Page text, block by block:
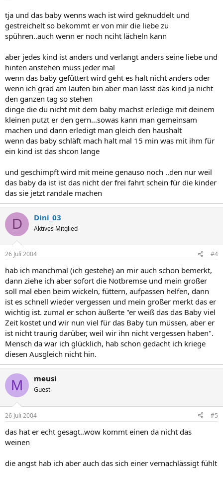
tja und das baby wenns wach ist wird geknuddelt und
gestreichelt so bekommt er von mir die liebe zu
spühren..auch wenn er noch nciht lächeln kann
aber jedes kind ist anders und verlangt anders seine liebe und
hinten anstehen muss jeder mal
wenn das baby gefüttert wird geht es halt nicht anders oder
wenn ich grad am laufen bin aber man lässt das kind ja nicht
den ganzen tag so stehen
dinge die du nicht mit dem baby machst erledige mit deinem
kleinen putzt er den gern...sowas kann man gemeinsam
machen und dann erledigt man gleich den haushalt
wenn das baby schläft mach halt mal 15 min was mit ihm für
ein kind ist das shcon lange
und geschimpft wird mit meine genauso noch ..den nur weil
das baby da ist ist das nicht der frei fahrt schein für die kinder
das sie jetzt randale machen
D Dini_03
Aktives Mitglied
26 Juli 2004 #4
hab ich manchmal (ich gestehe) an mir auch schon bemerkt,
dann ziehe ich aber sofort die Notbremse und mein großer
soll mal eben beim wickeln, füttern, aufpassen helfen, dann
ist es schnell wieder vergessen und mein großer merkt das er
wichtig ist. zumal er schon äußerte "er weiß das das Baby viel
Zeit kostet und wir nun viel für das Baby tun müssen, aber er
ist nicht traurig darüber, weil wir ihn nicht vergessen haben".
Mensch da war ich glücklich, hab schon gedacht ich kriege
diesen Ausgleich nicht hin.
M meusi
Guest
26 Juli 2004 #5
das hat er echt gesagt..wow kommt einen da nicht das
weinen
die angst hab ich aber auch das sich einer vernachlässigt fühlt